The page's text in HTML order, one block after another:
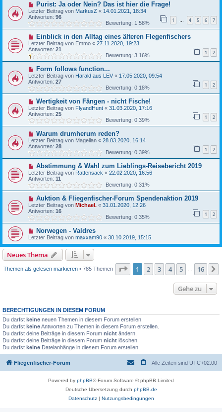
Purist: Ja oder Nein? Das ist hier die Frage!
Letzter Beitrag von MarkusZ « 14.01.2021, 18:34
Antworten: 96 1 … 4 5 6 7
Bewertung: 1.58%
Einblick in den Alltag eines älteren Flegenfischers
Letzter Beitrag von Emmo « 27.11.2020, 19:23
Antworten: 21 1 2
Bewertung: 3.16%
Form follows function...
Letzter Beitrag von Harald aus LEV « 17.05.2020, 09:54
Antworten: 27 1 2
Bewertung: 0.18%
Wertigkeit von Fängen - nicht Fische!
Letzter Beitrag von FlyandHunt « 31.03.2020, 17:16
Antworten: 25 1 2
Bewertung: 0.39%
Warum drumherum reden?
Letzter Beitrag von Magellan « 28.03.2020, 16:14
Antworten: 28 1 2
Bewertung: 0.39%
Abstimmung & Wahl zum Lieblings-Reisebericht 2019
Letzter Beitrag von Rattensack « 22.02.2020, 16:56
Antworten: 11
Bewertung: 0.31%
Auktion & Fliegenfischer-Forum Spendenaktion 2019
Letzter Beitrag von Michael. « 31.01.2020, 12:26
Antworten: 16 1 2
Bewertung: 0.35%
Norwegen - Valdres
Letzter Beitrag von maxxam90 « 30.10.2019, 15:15
Neues Thema
Themen als gelesen markieren • 785 Themen Seite 1von 16
1 2 3 4 5 16
Gehe zu
BERECHTIGUNGEN IN DIESEM FORUM
Du darfst keine neuen Themen in diesem Forum erstellen.
Du darfst keineAntworten zu Themen in diesem Forum erstellen.
Du darfst deine Beiträge in diesem Forum nicht ändern.
Du darfst deine Beiträge in diesem Forum nicht löschen.
Du darfst keine Dateianhänge in diesem Forum erstellen.
Fliegenfischer-Forum Alle Zeiten sind UTC+02:00
Powered by phpBB® Forum Software © phpBB Limited
Deutsche Übersetzung durch phpBB.de
Datenschutz| Nutzungsbedingungen